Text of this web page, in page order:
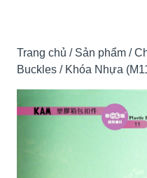
Trang chủ / Sản phẩm /
Buckles / Khóa Nhựa